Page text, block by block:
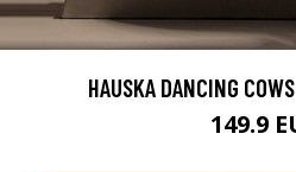
HAUSKA DANCING
149.9